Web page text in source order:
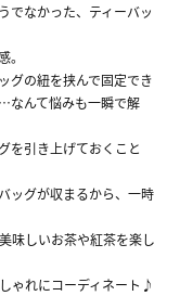
でなかった、ティーバッ
グの紐を挟んで固定でき
なんて悩みも一瞬で解
を引き上げておくこと
ッグが収まるから、一時
味しいお茶や紅茶を楽し
ゃれにコーディネート♪